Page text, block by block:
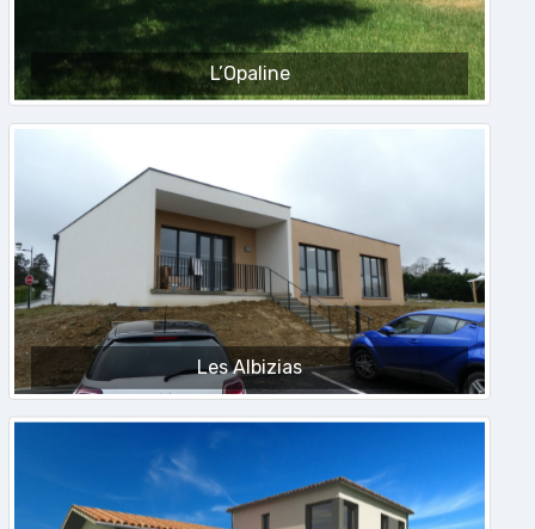
L’Opaline
Les Albizias